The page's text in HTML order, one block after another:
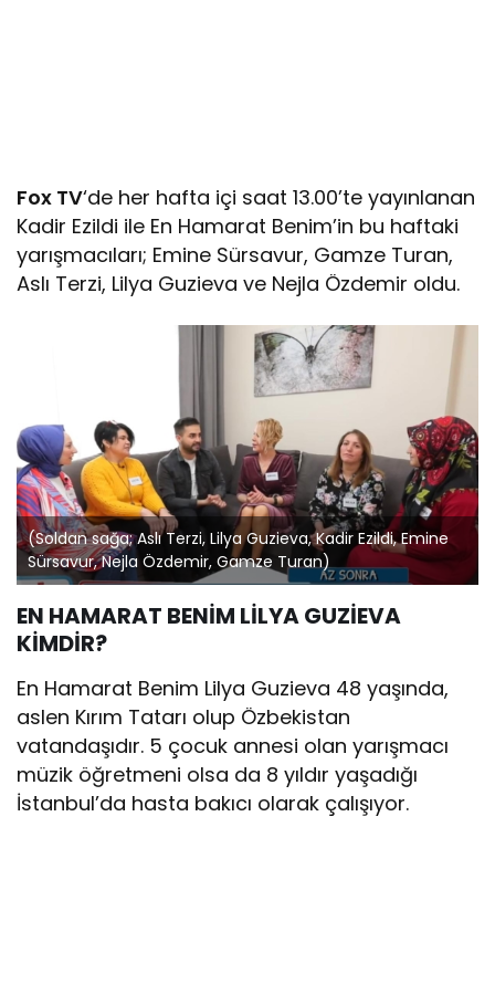
Fox TV‘de her hafta içi saat 13.00’te yayınlanan
Kadir Ezildi ile En Hamarat Benim’in bu haftaki
yarışmacıları; Emine Sürsavur, Gamze Turan,
Aslı Terzi, Lilya Guzieva ve Nejla Özdemir oldu.
(Soldan sağa; Aslı Terzi, Lilya Guzieva, Kadir Ezildi, Emine
Sürsavur, Nejla Özdemir, Gamze Turan)
EN HAMARAT BENİM LİLYA GUZİEVA
KİMDİR?
En Hamarat Benim Lilya Guzieva 48 yaşında,
aslen Kırım Tatarı olup Özbekistan
vatandaşıdır. 5 çocuk annesi olan yarışmacı
müzik öğretmeni olsa da 8 yıldır yaşadığı
İstanbul’da hasta bakıcı olarak çalışıyor.